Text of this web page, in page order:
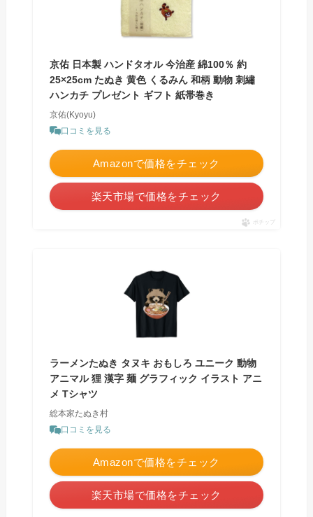
京佑 日本製 ハンドタオル 今治産 綿100％ 約
25×25cm たぬき 黄色 くるみん 和柄 動物 刺繡
ハンカチ プレゼント ギフト 紙帯巻き
京佑(Kyoyu)
口コミを見る
Amazonで価格をチェック
楽天市場で価格をチェック
ポチップ
ラーメンたぬき タヌキ おもしろ ユニーク 動物
アニマル 狸 漢字 麺 グラフィック イラスト アニ
メ Tシャツ
総本家たぬき村
口コミを見る
Amazonで価格をチェック
楽天市場で価格をチェック